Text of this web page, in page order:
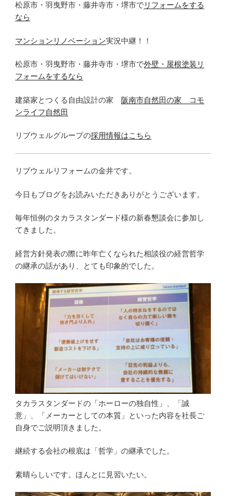
松原市・羽曳野市・藤井寺市・堺市でリフォームをする
なら
マンションリノベーション実況中継！！
松原市・羽曳野市・藤井寺市・堺市で外壁・屋根塗装リ
フォームをするなら
建築家とつくる自由設計の家 阪南市自然田の家 コモ
ンライフ自然田
リブウェルグループの採用情報はこちら
リブウェルリフォームの金井です。
今日もブログをお読みいただきありがとうございます。
毎年恒例のタカラスタンダード様の新春懇談会に参加し
てきました。
経営方針発表の際に昨年亡くなられた相談役の経営哲学
の継承の話があり、とても印象的でした。
タカラスタンダードの「ホーローの独自性」、「誠
意」、「メーカーとしての本質」といった内容を社長ご
自身でご説明頂きました。
継続する会社の根底は「哲学」の継承でした。
素晴らしいです。ほんとに見習いたい。